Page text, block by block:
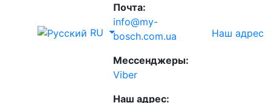
RU
Почта:
info@my-
bosch.com.ua
Мессенджеры:
Viber
Наш адрес:
Наш адрес